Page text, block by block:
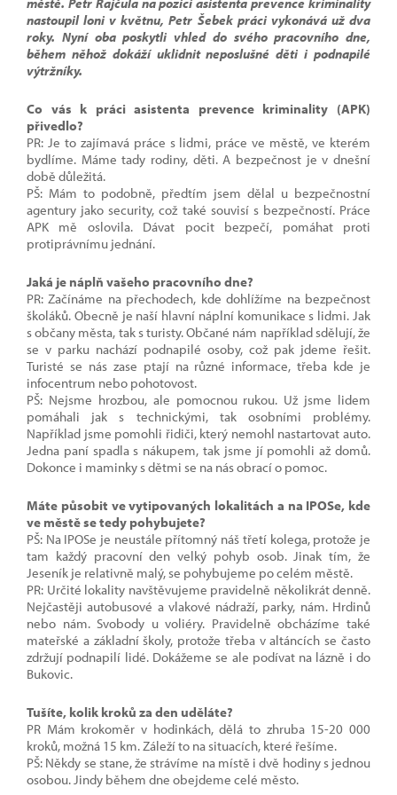
městě. Petr Rajčula na pozici asistenta prevence kriminality
nastoupil loni v květnu, Petr Šebek práci vykonává už dva
roky. Nyní oba poskytli vhled do svého pracovního dne,
během něhož dokáží uklidnit neposlušné děti i podnapilé
výtržníky.
Co vás k práci asistenta prevence kriminality (APK)
přivedlo?
PR: Je to zajímavá práce s lidmi, práce ve městě, ve kterém
bydlíme. Máme tady rodiny, děti. A bezpečnost je v dnešní
době důležitá.
PŠ: Mám to podobně, předtím jsem dělal u bezpečnostní
agentury jako security, což také souvisí s bezpečností. Práce
APK mě oslovila. Dávat pocit bezpečí, pomáhat proti
protiprávnímu jednání.
Jaká je náplň vašeho pracovního dne?
PR: Začínáme na přechodech, kde dohlížíme na bezpečnost
školáků. Obecně je naší hlavní náplní komunikace s lidmi. Jak
s občany města, tak s turisty. Občané nám například sdělují, že
se v parku nachází podnapilé osoby, což pak jdeme řešit.
Turisté se nás zase ptají na různé informace, třeba kde je
infocentrum nebo pohotovost.
PŠ: Nejsme hrozbou, ale pomocnou rukou. Už jsme lidem
pomáhali jak s technickými, tak osobními problémy.
Například jsme pomohli řidiči, který nemohl nastartovat auto.
Jedna paní spadla s nákupem, tak jsme jí pomohli až domů.
Dokonce i maminky s dětmi se na nás obrací o pomoc.
Máte působit ve vytipovaných lokalitách a na IPOSe, kde
ve městě se tedy pohybujete?
PŠ: Na IPOSe je neustále přítomný náš třetí kolega, protože je
tam každý pracovní den velký pohyb osob. Jinak tím, že
Jeseník je relativně malý, se pohybujeme po celém městě.
PR: Určité lokality navštěvujeme pravidelně několikrát denně.
Nejčastěji autobusové a vlakové nádraží, parky, nám. Hrdinů
nebo nám. Svobody u voliéry. Pravidelně obcházíme také
mateřské a základní školy, protože třeba v altáncích se často
zdržují podnapilí lidé. Dokážeme se ale podívat na lázně i do
Bukovic.
Tušíte, kolik kroků za den uděláte?
PR Mám krokoměr v hodinkách, dělá to zhruba 15-20 000
kroků, možná 15 km. Záleží to na situacích, které řešíme.
PŠ: Někdy se stane, že strávíme na místě i dvě hodiny s jednou
osobou. Jindy během dne obejdeme celé město.